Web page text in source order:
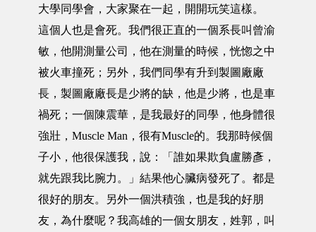
大學同學會，大家聚在一起，開開玩笑這樣。
這個人也是會死。我們很正直的一個系長叫曾渝
敏，他開測量公司，他在測量的時候，恍惚之中
被火車撞死；另外，我們同學有升到製圖廠廠
長，製圖廠廠長是少將的缺，他是少將，也是車
禍死；一個陳震華，是我最好的同學，他身體很
強壯，Muscle Man，很有Muscle的。我那時候個
子小，他很保護我，說：「誰如果欺負盧勝彥，
就先跟我比腕力。」結果他心臟病發死了。都是
很好的朋友。另外一個洪積強，也是我的好朋
友，為什麼呢？我高雄的一個女朋友，姓郭，叫